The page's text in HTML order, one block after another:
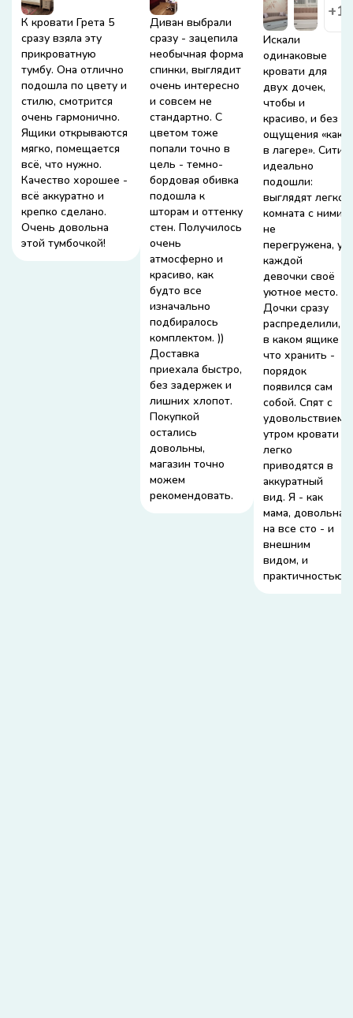
К кровати Грета 5
сразу взяла эту
прикроватную
тумбу. Она отлично
подошла по цвету и
стилю, смотрится
очень гармонично.
Ящики открываются
мягко, помещается
всё, что нужно.
Качество хорошее -
всё аккуратно и
крепко сделано.
Очень довольна
этой тумбочкой!
Диван выбрали
сразу - зацепила
необычная форма
спинки, выглядит
очень интересно
и совсем не
стандартно. С
цветом тоже
попали точно в
цель - темно-
бордовая обивка
подошла к
шторам и оттенку
стен. Получилось
очень
атмосферно и
красиво, как
будто все
изначально
подбиралось
комплектом. ))
Доставка
приехала быстро,
без задержек и
лишних хлопот.
Покупкой
остались
довольны,
магазин точно
можем
рекомендовать.
+1
Искали
одинаковые
кровати для
двух дочек,
чтобы и
красиво, и без
ощущения «как
в лагере». Сити
идеально
подошли:
выглядят легко,
комната с ними
не
перегружена, у
каждой
девочки своё
уютное место.
Дочки сразу
распределили,
в каком ящике
что хранить -
порядок
появился сам
собой. Спят с
удовольствием,
утром кровати
легко
приводятся в
аккуратный
вид. Я - как
мама, довольна
на все сто - и
внешним
видом, и
практичностью.